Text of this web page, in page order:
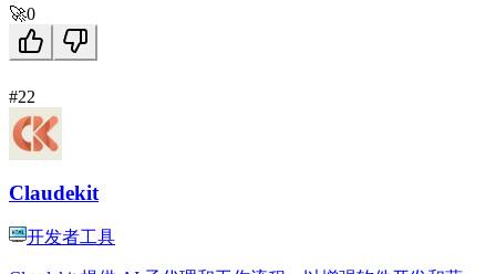
🚀0
#22
Claudekit
开发者工具